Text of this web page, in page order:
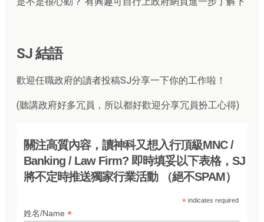
SJ 結語
歡迎任職政府的讀者投稿SJ分享一下你的工作啦！
(聽講政府好多冗員，所以都好歡迎分享冗員扮工心得)
關注高質內容，讀神科又想入行頂級MNC /
Banking / Law Firm? 即時填妥以下表格，SJ
將不定時推送獨家行業活動 （絕不SPAM）
*indicates required
姓名/Name *